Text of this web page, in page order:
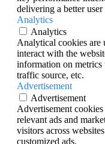
delivering a better
Analytics
Analytics
Analytical cookies are
interact with the
information on metrics
traffic source, etc.
Advertisement
Advertisement
Advertisement
relevant ads and
visitors across
customized ads.